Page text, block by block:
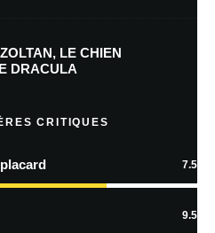
commentaires par e-mail.
articles par e-mail.
En savoir
LE CHIEN
DRACULA
CRITIQUES
7.5
9.5